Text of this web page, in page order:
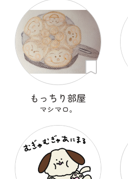
もっちり部屋
マシマロ。